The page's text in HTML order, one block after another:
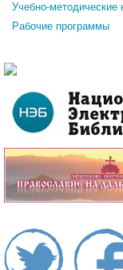
Учебно-методические
Рабочие программы